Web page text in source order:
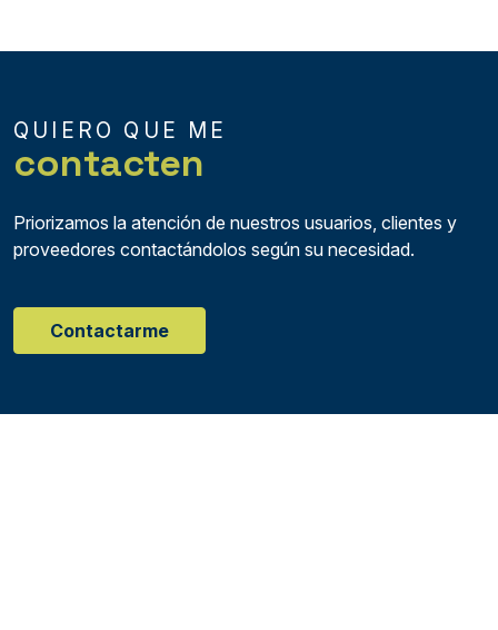
QUIERO QUE ME
contacten
Priorizamos la atención de nuestros usuarios, clientes y
proveedores contactándolos según su necesidad.
Contactarme